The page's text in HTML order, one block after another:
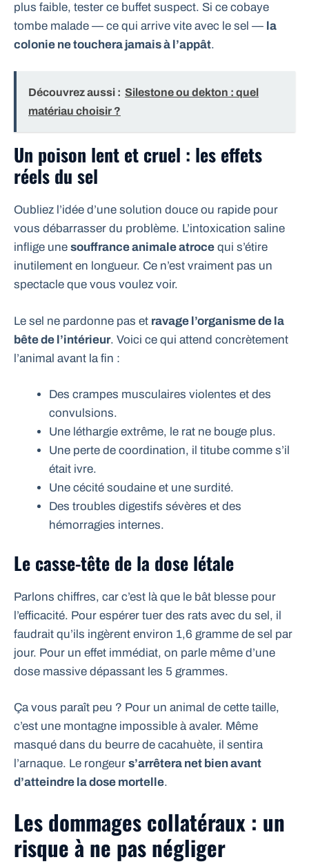
plus faible, tester ce buffet suspect. Si ce cobaye
tombe malade — ce qui arrive vite avec le sel — la
colonie ne touchera jamais à l’appât.
Découvrez aussi : Silestone ou dekton : quel
matériau choisir ?
Un poison lent et cruel : les effets
réels du sel
Oubliez l’idée d’une solution douce ou rapide pour
vous débarrasser du problème. L’intoxication saline
inflige une souffrance animale atroce qui s’étire
inutilement en longueur. Ce n’est vraiment pas un
spectacle que vous voulez voir.
Le sel ne pardonne pas et ravage l’organisme de la
bête de l’intérieur. Voici ce qui attend concrètement
l’animal avant la fin :
Des crampes musculaires violentes et des
convulsions.
Une léthargie extrême, le rat ne bouge plus.
Une perte de coordination, il titube comme s’il
était ivre.
Une cécité soudaine et une surdité.
Des troubles digestifs sévères et des
hémorragies internes.
Le casse-tête de la dose létale
Parlons chiffres, car c’est là que le bât blesse pour
l’efficacité. Pour espérer tuer des rats avec du sel, il
faudrait qu’ils ingèrent environ 1,6 gramme de sel par
jour. Pour un effet immédiat, on parle même d’une
dose massive dépassant les 5 grammes.
Ça vous paraît peu ? Pour un animal de cette taille,
c’est une montagne impossible à avaler. Même
masqué dans du beurre de cacahuète, il sentira
l’arnaque. Le rongeur s’arrêtera net bien avant
d’atteindre la dose mortelle.
Les dommages collatéraux : un
risque à ne pas négliger